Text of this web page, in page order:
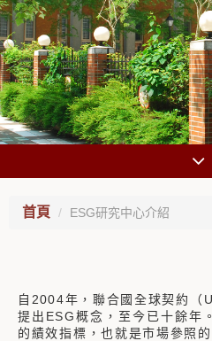
首頁 ESG研究中心介紹
自2004年，聯合國全球契約
提出ESG概念，至今已十餘年
的績效指標，也就是市場參照